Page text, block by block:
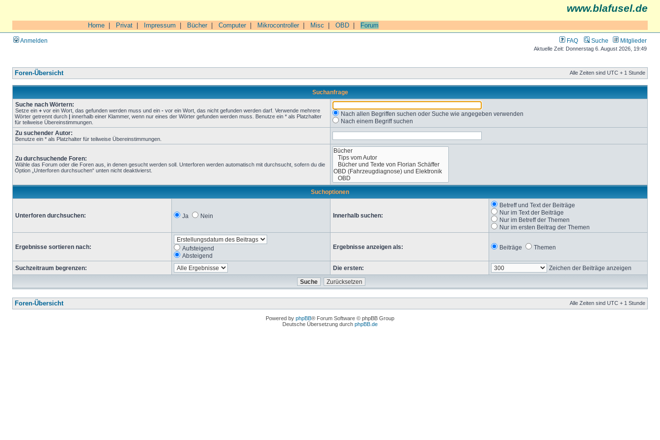
www.blafusel.de
Home Privat Impressum Bücher| Computer| Mikrocontroller| Misc OBD Forum
Anmelden FAQ Suche Mitglieder
Aktuelle Zeit: Donnerstag 6. August 2026, 19:49
Foren-Übersicht Alle Zeiten sind UTC + 1 Stunde
Suchanfrage
Suche nach Wörtern:
Setze ein + vor ein Wort, das gefunden werden muss und ein - vor ein Wort, das nicht gefunden werden darf. Verwende mehrere
Wörter getrennt durch | innerhalb einer Klammer, wenn nur eines der Wörter gefunden werden muss. Benutze ein * als Platzhalter
für teilweise Übereinstimmungen.
Nach allen Begriffen suchen oder Suche wie angegeben verwenden
Nach einem Begriff suchen
Zu suchender Autor:
Benutze ein * als Platzhalter für teilweise Übereinstimmungen.
Zu durchsuchende Foren:
Wähle das Forum oder die Foren aus, in denen gesucht werden soll. Unterforen werden automatisch mit durchsucht, sofern du die
Option „Unterforen durchsuchen“ unten nicht deaktivierst.
Suchoptionen
Unterforen durchsuchen: Ja Nein Innerhalb suchen:
Betreff und Text der Beiträge
Nur im Text der Beiträge
Nur im Betreff der Themen
Nur im ersten Beitrag der Themen
Ergebnisse sortieren nach:
Aufsteigend
Absteigend
Ergebnisse anzeigen als: Beiträge Themen
Suchzeitraum begrenzen: Die ersten: Zeichen der Beiträge anzeigen
Foren-Übersicht Alle Zeiten sind UTC + 1 Stunde
Powered by phpBB® Forum Software © phpBB Group
Deutsche Übersetzung durch phpBB.de